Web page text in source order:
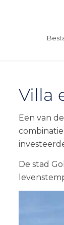
Villa
Een van
De stad